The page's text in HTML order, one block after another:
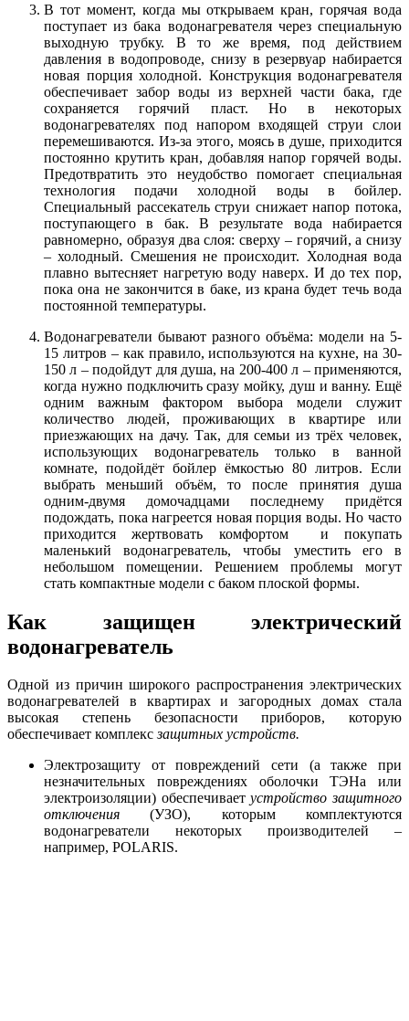
В тот момент, когда мы открываем кран, горячая вода
поступает из бака водонагревателя через специальную
выходную трубку. В то же время, под действием
давления в водопроводе, снизу в резервуар набирается
новая порция холодной. Конструкция водонагревателя
обеспечивает забор воды из верхней части бака, где
сохраняется горячий пласт. Но в некоторых
водонагревателях под напором входящей струи слои
перемешиваются. Из-за этого, моясь в душе, приходится
постоянно крутить кран, добавляя напор горячей воды.
Предотвратить это неудобство помогает специальная
технология подачи холодной воды в бойлер.
Специальный рассекатель струи снижает напор потока,
поступающего в бак. В результате вода набирается
равномерно, образуя два слоя: сверху – горячий, а снизу
– холодный. Смешения не происходит. Холодная вода
плавно вытесняет нагретую воду наверх. И до тех пор,
пока она не закончится в баке, из крана будет течь вода
постоянной температуры.
Водонагреватели бывают разного объёма: модели на 5-
15 литров – как правило, используются на кухне, на 30-
150 л – подойдут для душа, на 200-400 л – применяются,
когда нужно подключить сразу мойку, душ и ванну. Ещё
одним важным фактором выбора модели служит
количество людей, проживающих в квартире или
приезжающих на дачу. Так, для семьи из трёх человек,
использующих водонагреватель только в ванной
комнате, подойдёт бойлер ёмкостью 80 литров. Если
выбрать меньший объём, то после принятия душа
одним-двумя домочадцами последнему придётся
подождать, пока нагреется новая порция воды. Но часто
приходится жертвовать комфортом и покупать
маленький водонагреватель, чтобы уместить его в
небольшом помещении. Решением проблемы могут
стать компактные модели с баком плоской формы.
Как защищен электрический
водонагреватель
Одной из причин широкого распространения электрических
водонагревателей в квартирах и загородных домах стала
высокая степень безопасности приборов, которую
обеспечивает комплексзащитных устройств.
Электрозащиту от повреждений сети (а также при
незначительных повреждениях оболочки ТЭНа или
электроизоляции) обеспечиваетустройство защитного
отключения (УЗО), которым комплектуются
водонагреватели некоторых производителей –
например, POLARIS.